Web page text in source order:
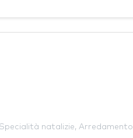
Specialità natalizie, Arredamento